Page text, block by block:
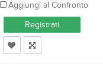
Aggiungi al Confronto
Registrati